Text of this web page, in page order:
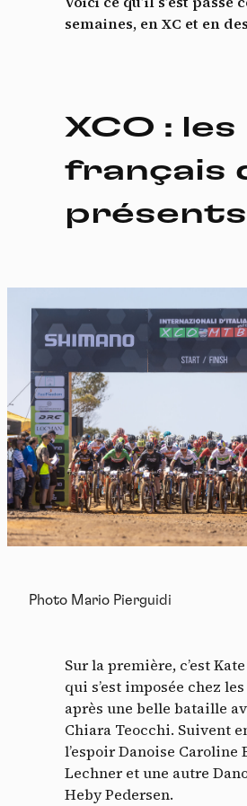
semaines, en XC et en
XCO : les
français
présents
Photo Mario Pierguidi
Sur la première, c’est
qui s’est imposée chez
après une belle bataille
Chiara Teocchi. Suivent
l’espoir Danoise Caroline
Lechner et une autre
Heby Pedersen.